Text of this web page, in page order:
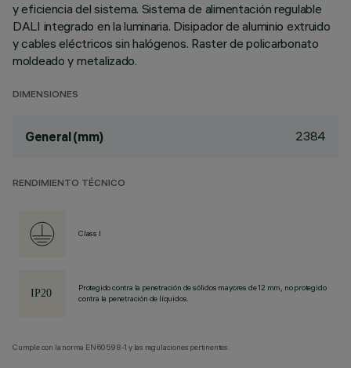
y eficiencia del sistema. Sistema de alimentación regulable
DALI integrado en la luminaria. Disipador de aluminio extruido
y cables eléctricos sin halógenos. Raster de policarbonato
moldeado y metalizado.
DIMENSIONES
General (mm) 2384
RENDIMIENTO TÉCNICO
Class I
Protegido contra la penetración de sólidos mayores de 12 mm, no protegido
contra la penetración de líquidos.
Cumple con la norma EN60598-1 y las regulaciones pertinentes.